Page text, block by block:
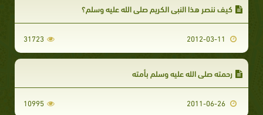
كيف ننصر هذا النبي الكريم صلى الله عليه وسلم؟
31723
رحمته صلى الله عليه وسلم بأمته
10995